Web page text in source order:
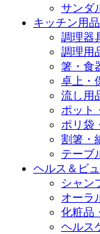
サンダ
キッチン用品
調理器
調理用
箸・食
卓上・
流し用
ポット
ポリ袋
割箸・
テーブ
ヘルス＆ビ
シャン
オーラ
化粧品
ヘルス